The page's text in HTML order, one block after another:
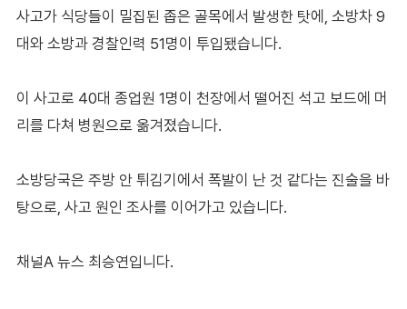
사고가 식당들이 밀집된 좁은 골목에서 발생한 탓에, 소방차 9
대와 소방과 경찰인력 51명이 투입됐습니다.
이 사고로 40대 종업원 1명이 천장에서 떨어진 석고 보드에 머
리를 다쳐 병원으로 옮겨졌습니다.
소방당국은 주방 안 튀김기에서 폭발이 난 것 같다는 진술을 바
탕으로, 사고 원인 조사를 이어가고 있습니다.
채널A 뉴스 최승연입니다.